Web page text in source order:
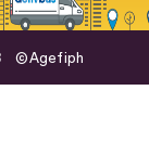
Agefiph